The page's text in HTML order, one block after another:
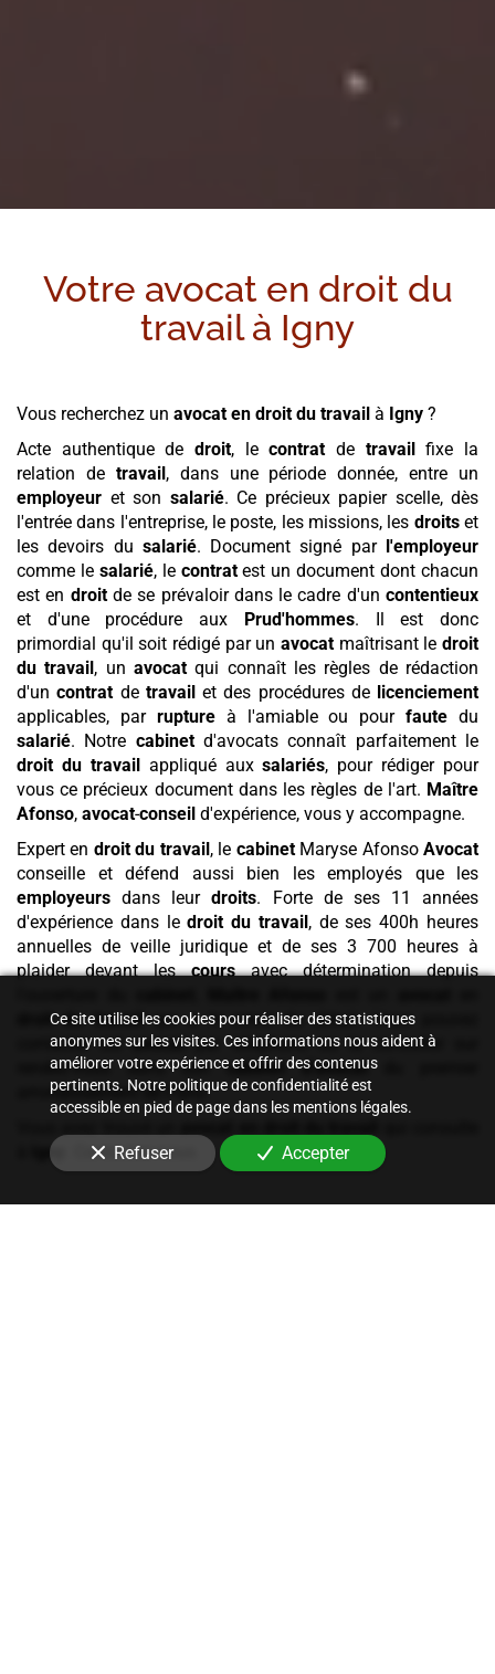
Votre avocat en droit du
travail à Igny
Vous recherchez un avocat en droit du travail à Igny ?
Acte authentique de droit, lecontrat de travail
fixe la
relation de travail , dans une période donnée, entre un
employeur et son salarié. Ce précieux papier scelle, dès
l'entrée dans l'entreprise, le poste, les missions, les droitset
les devoirs du salarié. Document signé par l'employeur
comme le salarié, le contratest un document dont chacun
est en droitde se prévaloir dans le cadre d'uncontentieux
et d'une procédure aux
Prud'hommes. Il est donc
primordial qu'il soit rédigé par un avocat maîtrisant ledroit
du travail , unavocat qui connaît les règles de rédaction
d'uncontrat de travail et des procédures de licenciement
applicables, par ruptureà l'amiable ou pourfaute du
salarié. Notre cabinetd'avocats connaît parfaitement le
droit du travail
appliqué auxsalariés, pour rédiger pour
vous ce précieux document dans les règles de l'art. Maître
Afonso, avocat-conseil d'expérience, vous y accompagne.
Expert en droit du travail , le cabinetMaryse AfonsoAvocat
conseille et défend aussi bien les employés que les
employeurs dans leurdroits. Forte de ses 11 années
d'expérience dans ledroit du travail , de ses 400h heures
annuelles de veille juridique et de ses 3 700 heures à
plaider devant lescoursavec détermination depuis
droit du travailqui a le souci du détail. Vous pouvez
contacter cetavocatpar téléphone ou la consulter sur
rendez-vous dans soncabinet d'avocatdu premier
arrondissement de Paris.
Igny . Contactez-nous.
Ce site utilise les cookies pour réaliser des statistiques
anonymes sur les visites. Ces informations nous aident à
améliorer votre expérience et offrir des contenus
pertinents. Notre politique de confidentialité est
accessible en pied de page dans les mentions légales.
Refuser Accepter